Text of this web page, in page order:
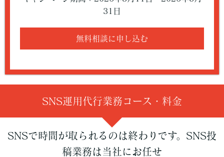
31日
無料相談に申し込む
SNS運用代行業務コース・料金
SNSで時間が取られるのは終わりです。SNS投
稿業務は当社にお任せ